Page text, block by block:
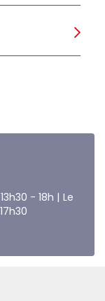
- 18h | Le